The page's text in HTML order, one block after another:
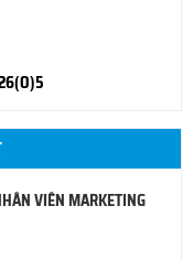
VIÊN MARKETING